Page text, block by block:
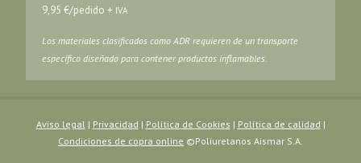
9,95 €/pedido + IVA
Los materiales clasificados como ADR requieren de un transporte
específico diseñado para contener productos inflamables.
Aviso legal| Privacidad | Política de Cookies | Política de calidad |
Condiciones de copra online ©Poliuretanos Aismar S.A.